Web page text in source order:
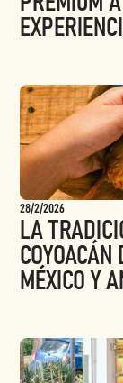
28/2/2026
LA
MÉXICO Y